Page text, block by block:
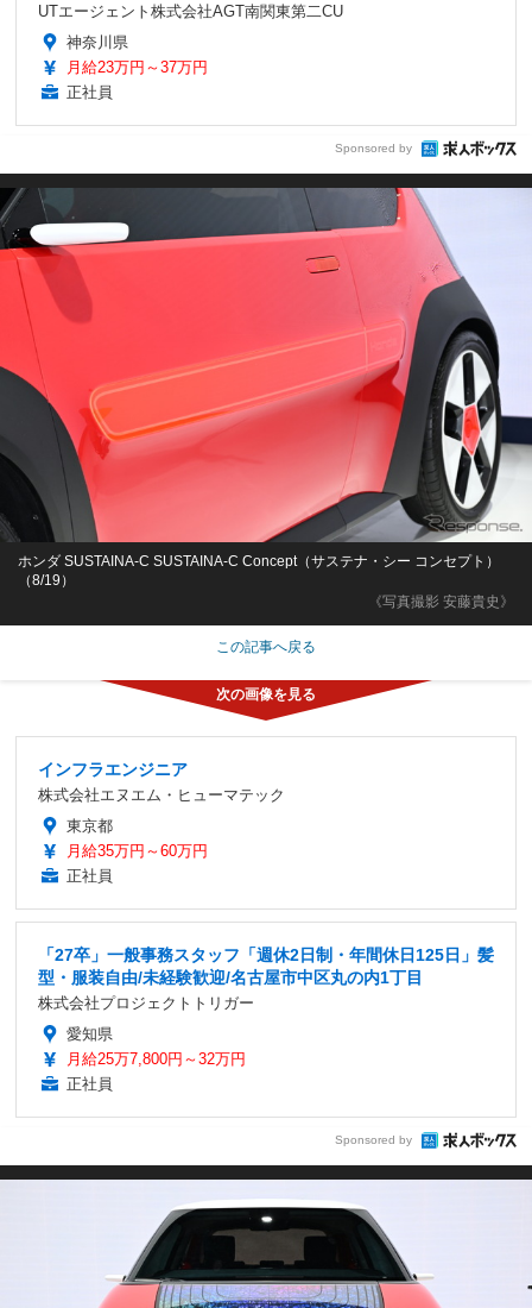
UTエージェント株式会社AGT南関東第二CU
神奈川県
月給23万円～37万円
正社員
Sponsored by
《写真撮影 安藤貴史》
ホンダ SUSTAINA-C SUSTAINA-C Concept（サステナ・シー コンセプト）
（8/19）
この記事へ戻る
インフラエンジニア
株式会社エヌエム・ヒューマテック
東京都
月給35万円～60万円
正社員
「27卒」一般事務スタッフ「週休2日制・年間休日125日」髪
型・服装自由/未経験歓迎/名古屋市中区丸の内1丁目
株式会社プロジェクトトリガー
愛知県
月給25万7,800円～32万円
正社員
Sponsored by